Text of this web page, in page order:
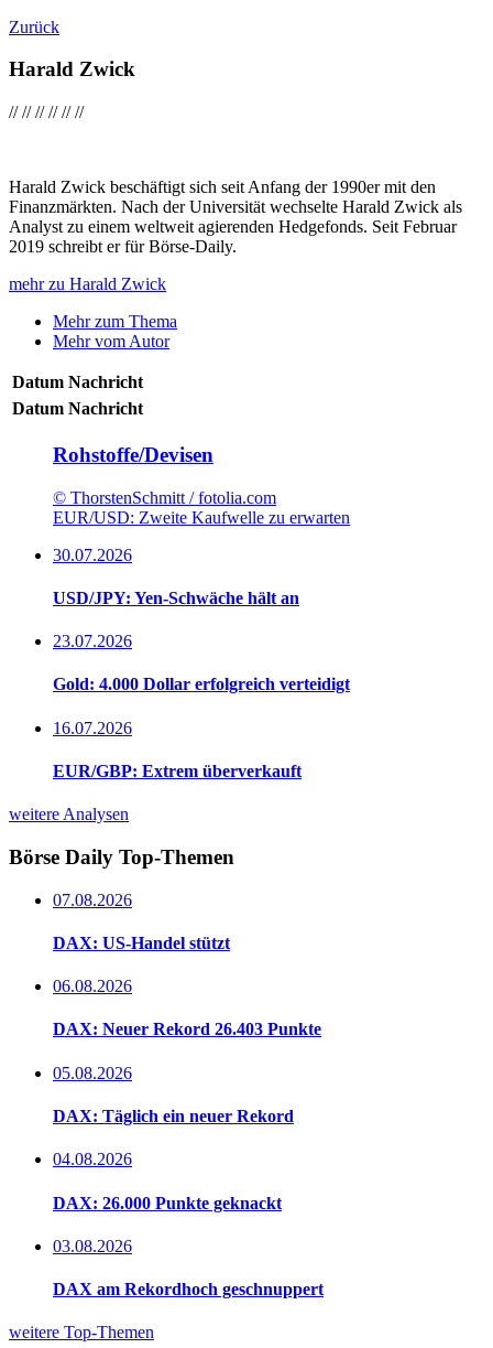
Zurück
Harald Zwick
////////////
Harald Zwick beschäftigt sich seit Anfang der 1990er mit den
Finanzmärkten. Nach der Universität wechselte Harald Zwick als
Analyst zu einem weltweit agierenden Hedgefonds. Seit Februar
2019 schreibt er für Börse-Daily.
mehr zu Harald Zwick
Mehr zum Thema
Mehr vom Autor
Datum Nachricht
Datum Nachricht
Rohstoffe/Devisen
© ThorstenSchmitt / fotolia.com
EUR/USD: Zweite Kaufwelle zu erwarten
30.07.2026
USD/JPY: Yen-Schwäche hält an
23.07.2026
Gold: 4.000 Dollar erfolgreich verteidigt
16.07.2026
EUR/GBP: Extrem überverkauft
weitere Analysen
Börse Daily Top-Themen
07.08.2026
DAX: US-Handel stützt
06.08.2026
DAX: Neuer Rekord 26.403 Punkte
05.08.2026
DAX: Täglich ein neuer Rekord
04.08.2026
DAX: 26.000 Punkte geknackt
03.08.2026
DAX am Rekordhoch geschnuppert
weitere Top-Themen